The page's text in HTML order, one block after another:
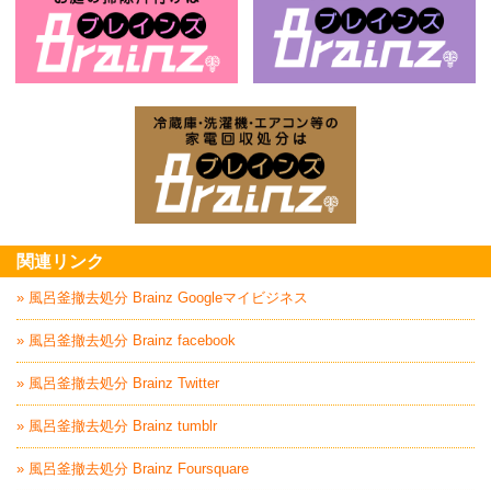
関連リンク
» 風呂釜撤去処分 Brainz Googleマイビジネス
» 風呂釜撤去処分 Brainz facebook
» 風呂釜撤去処分 Brainz Twitter
» 風呂釜撤去処分 Brainz tumblr
» 風呂釜撤去処分 Brainz Foursquare